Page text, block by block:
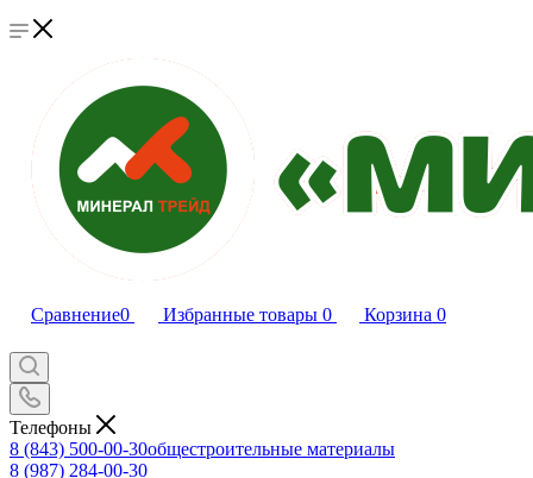
Сравнение0 Избранные товары 0 Корзина 0
Телефоны
8 (843) 500-00-30общестроительные материалы
8 (987) 284-00-30